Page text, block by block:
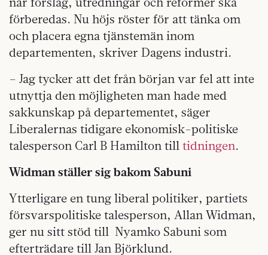
förberedas. Nu höjs röster för att tänka om
och placera egna tjänstemän inom
departementen, skriver Dagens industri.
– Jag tycker att det från början var fel att inte
utnyttja den möjligheten man hade med
sakkunskap på departementet, säger
Liberalernas tidigare ekonomisk-politiske
talesperson Carl B Hamilton till tidningen.
Widman ställer sig bakom Sabuni
Ytterligare en tung liberal politiker, partiets
försvarspolitiske talesperson, Allan Widman,
ger nu sitt stöd till Nyamko Sabuni som
efterträdare till Jan Björklund.